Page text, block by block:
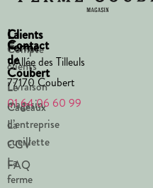
La
Ferme
de
Coubert
Le
magasin
La
cueillette
La
ferme
Clients
Compte
clients
Livraison
Cadeaux
d’entreprise
CGV
FAQ
Contact
1 Allée des Tilleuls
77170 Coubert
01 64 06 60 99